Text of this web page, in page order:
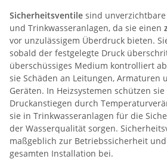
Sicherheitsventile sind
und Trinkwasseranlagen, da sie einen
vor unzulässigem Überdruck bieten.
sobald der festgelegte Druck
überschüssiges Medium kontrolliert
sie Schäden an Leitungen, Armaturen
Geräten. In Heizsystemen schützen
Druckanstiegen durch
sie in Trinkwasseranlagen für die
der Wasserqualität sorgen.
maßgeblich zur Betriebssicherheit
gesamten Installation bei.